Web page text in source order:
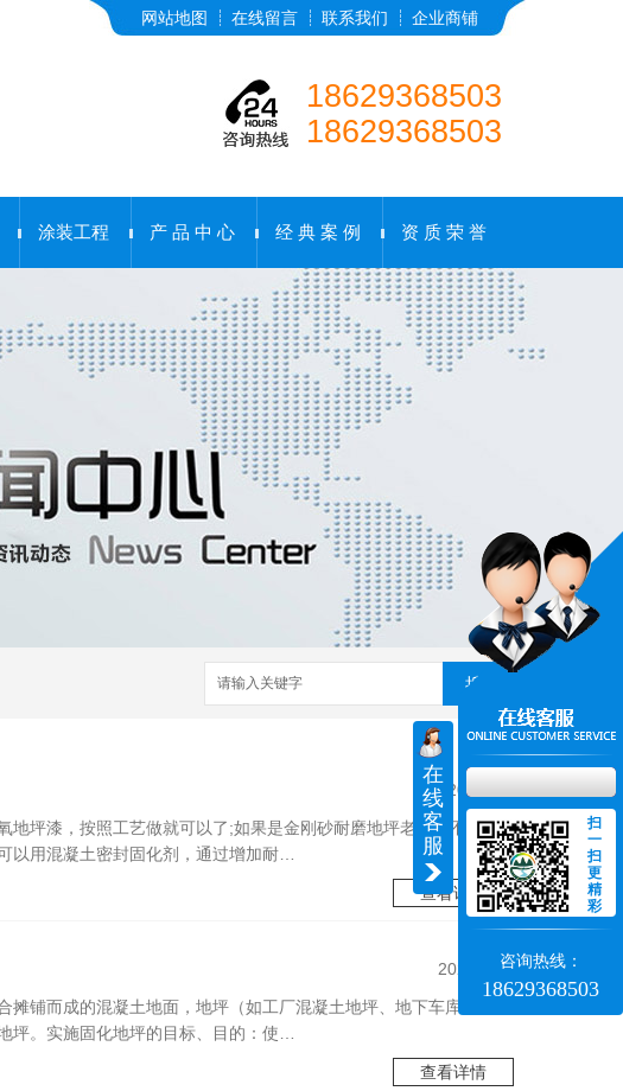
网站地图 在线留言 联系我们 企业商铺
18629368503
18629368503
涂装工程 产 品 中 心 经 典 案 例 资 质 荣 誉
搜索
2020/10/23
坪漆，按照工艺做就可以了;如果是金刚砂耐磨地坪老地面不建议
凝土密封固化剂，通过增加耐… 
查看详情
2023/3/24
铺而成的混凝土地面，地坪（如工厂混凝土地坪、地下车库等混凝
一种地坪。实施固化地坪的目标、目的：使…
查看详情
在
线
客
服
扫
一
扫
更
精
彩
咨询热线：
18629368503